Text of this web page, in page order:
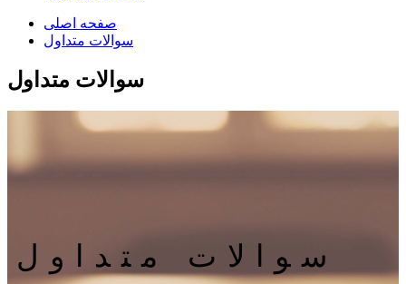
صفحه اصلی
سوالات متداول
سوالات متداول
سوالات متداول